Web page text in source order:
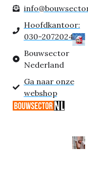
Hoofdkantoor:
030-2072024
Bouwsector
Nederland
Ga naar onze
webshop